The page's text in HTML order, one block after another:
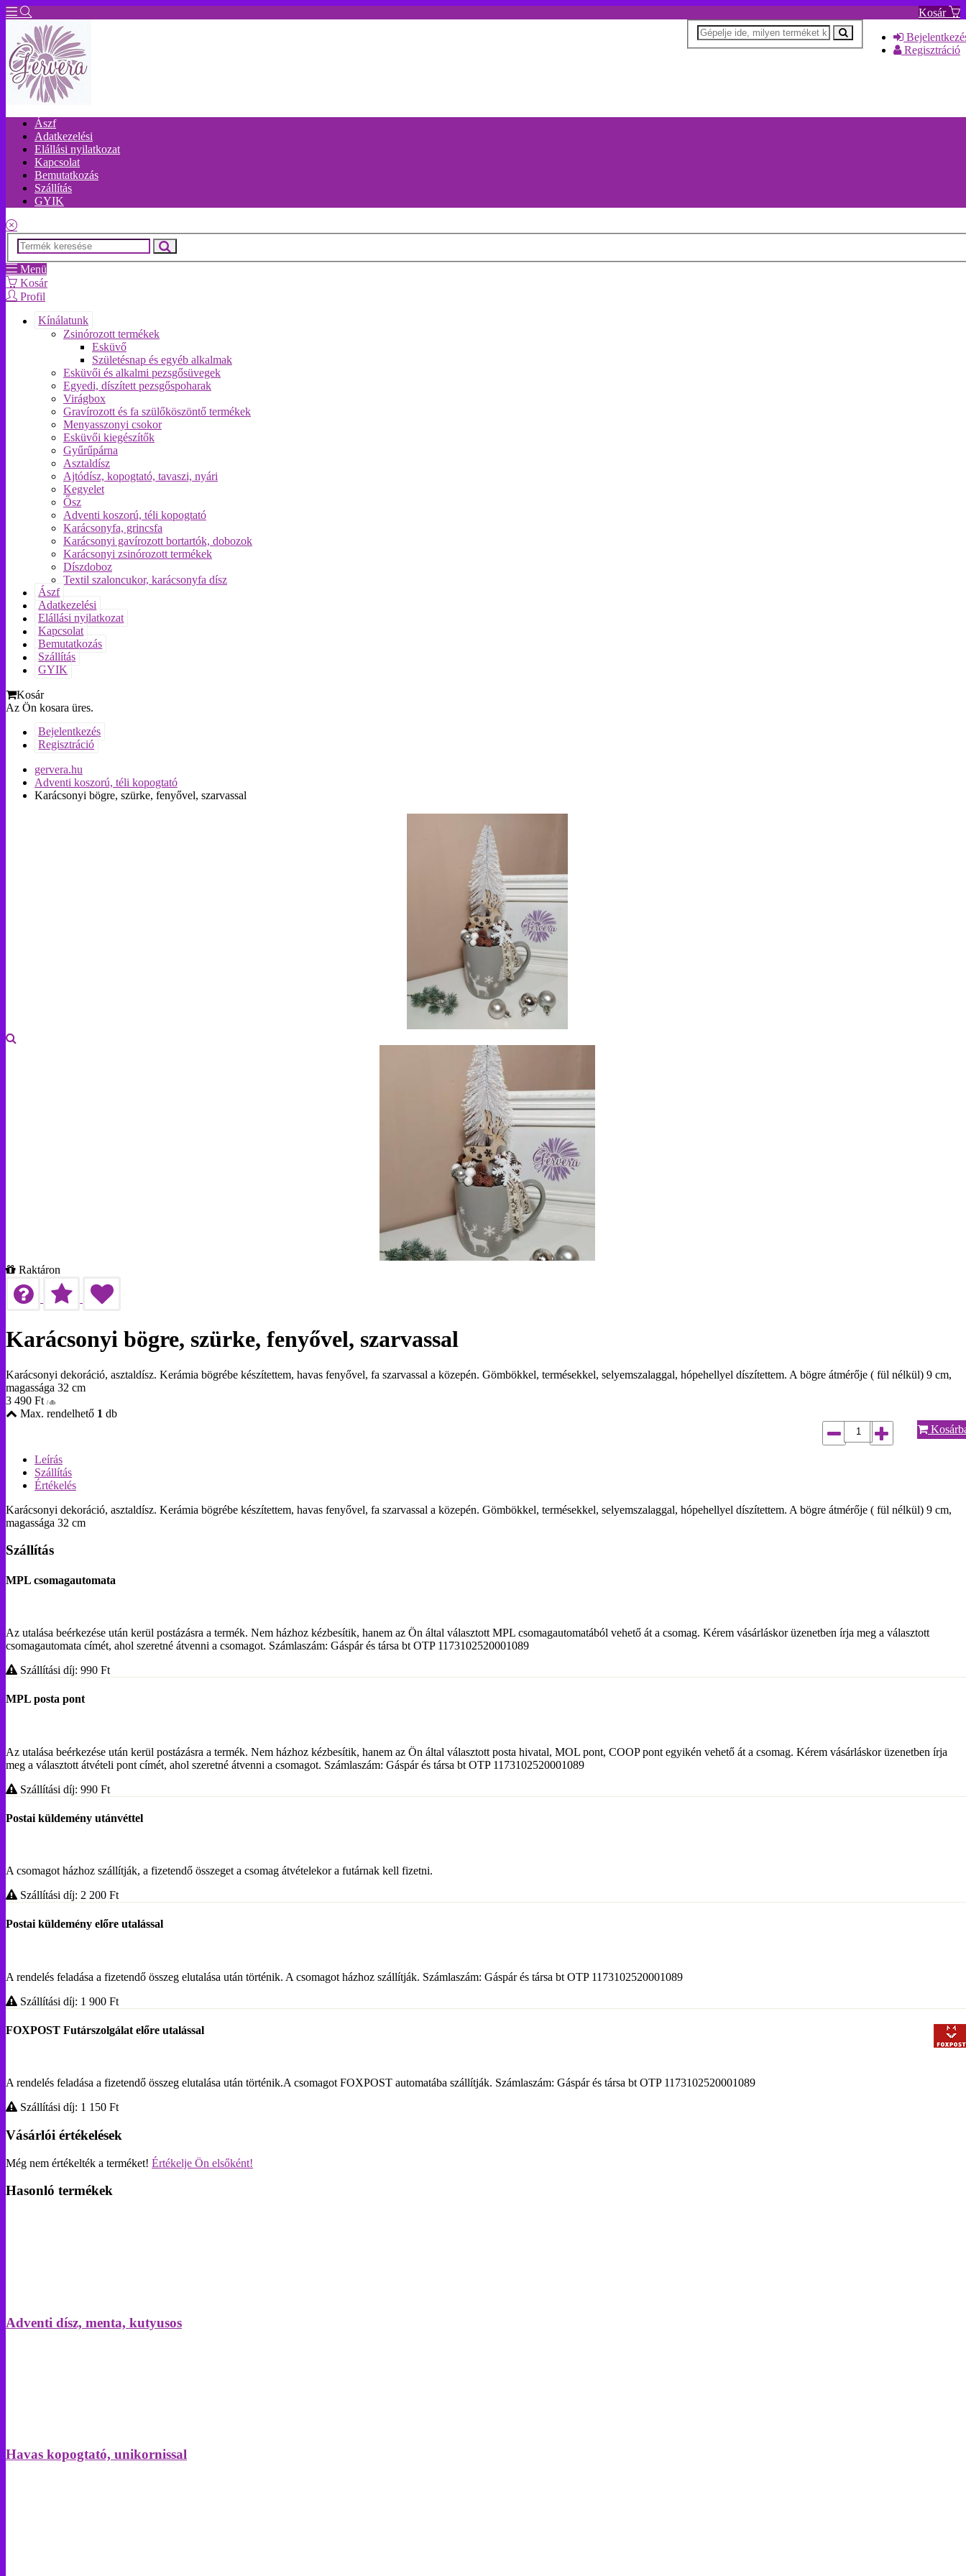
Kosár
Regisztráció
Ászf
Adatkezelési
Elállási nyilatkozat
Kapcsolat
Bemutatkozás
Szállítás
GYIK
Menü
Kosár
Profil
Kínálatunk
Zsinórozott termékek
Esküvő
Születésnap és egyéb alkalmak
Esküvői és alkalmi pezsgősüvegek
Egyedi, díszített pezsgőspoharak
Virágbox
Gravírozott és fa szülőköszöntő termékek
Menyasszonyi csokor
Esküvői kiegészítők
Gyűrűpárna
Asztaldísz
Ajtódísz, kopogtató, tavaszi, nyári
Kegyelet
Ősz
Adventi koszorú, téli kopogtató
Karácsonyfa, grincsfa
Karácsonyi gavírozott bortartók, dobozok
Karácsonyi zsinórozott termékek
Díszdoboz
Textil szaloncukor, karácsonyfa dísz
Ászf
Adatkezelési
Elállási nyilatkozat
Kapcsolat
Bemutatkozás
Szállítás
GYIK
Kosár
Az Ön kosara üres.
Bejelentkezés
Regisztráció
gervera.hu
Adventi koszorú, téli kopogtató
Karácsonyi bögre, szürke, fenyővel, szarvassal
Raktáron
Karácsonyi bögre, szürke, fenyővel, szarvassal
Karácsonyi dekoráció, asztaldísz. Kerámia bögrébe készítettem, havas fenyővel, fa szarvassal a közepén. Gömbökkel, termésekkel, selyemszalaggal, hópehellyel díszítettem. A bögre átmérője ( fül nélkül) 9 cm,
magassága 32 cm
3 490 Ft / db
Max. rendelhető 1 db
Leírás
Szállítás
Értékelés
Karácsonyi dekoráció, asztaldísz. Kerámia bögrébe készítettem, havas fenyővel, fa szarvassal a közepén. Gömbökkel, termésekkel, selyemszalaggal, hópehellyel díszítettem. A bögre átmérője ( fül nélkül) 9 cm,
magassága 32 cm
Szállítás
MPL csomagautomata
Az utalása beérkezése után kerül postázásra a termék. Nem házhoz kézbesítik, hanem az Ön által választott MPL csomagautomatából vehető át a csomag. Kérem vásárláskor üzenetben írja meg a választott
csomagautomata címét, ahol szeretné átvenni a csomagot. Számlaszám: Gáspár és társa bt OTP 1173102520001089
Szállítási díj: 990 Ft
MPL posta pont
Az utalása beérkezése után kerül postázásra a termék. Nem házhoz kézbesítik, hanem az Ön által választott posta hivatal, MOL pont, COOP pont egyikén vehető át a csomag. Kérem vásárláskor üzenetben írja
meg a választott átvételi pont címét, ahol szeretné átvenni a csomagot. Számlaszám: Gáspár és társa bt OTP 1173102520001089
Szállítási díj: 990 Ft
Postai küldemény utánvéttel
A csomagot házhoz szállítják, a fizetendő összeget a csomag átvételekor a futárnak kell fizetni.
Szállítási díj: 2 200 Ft
Postai küldemény előre utalással
A rendelés feladása a fizetendő összeg elutalása után történik. A csomagot házhoz szállítják. Számlaszám: Gáspár és társa bt OTP 1173102520001089
Szállítási díj: 1 900 Ft
FOXPOST Futárszolgálat előre utalással
A rendelés feladása a fizetendő összeg elutalása után történik.A csomagot FOXPOST automatába szállítják. Számlaszám: Gáspár és társa bt OTP 1173102520001089
Szállítási díj: 1 150 Ft
Vásárlói értékelések
Még nem értékelték a terméket! Értékelje Ön elsőként!
Hasonló termékek
Adventi dísz, menta, kutyusos
Havas kopogtató, unikornissal